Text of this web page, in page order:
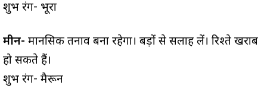
शुभ रंग- भूरा
मीन- मानसिक तनाव बना रहेगा। बड़ों से सलाह लें। रिश्ते खराब
हो सकते हैं।
शुभ रंग- मैरून